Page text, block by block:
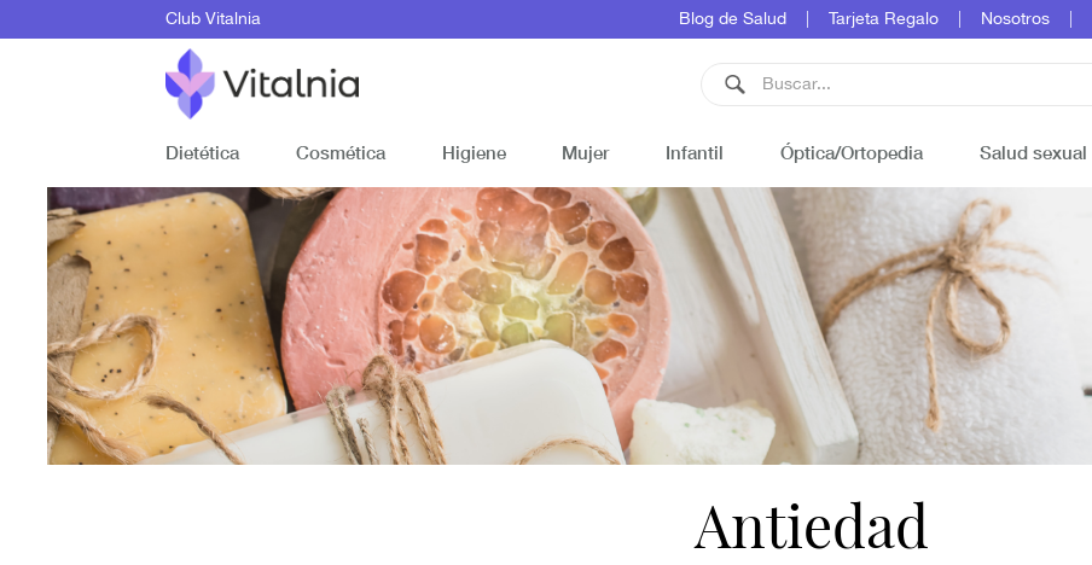
Club Vitalnia Blog de Salud Tarjeta Regalo Nosotros
Dietética Cosmética Higiene Mujer Infantil Óptica/Ortopedia Salud sexual
Antiedad